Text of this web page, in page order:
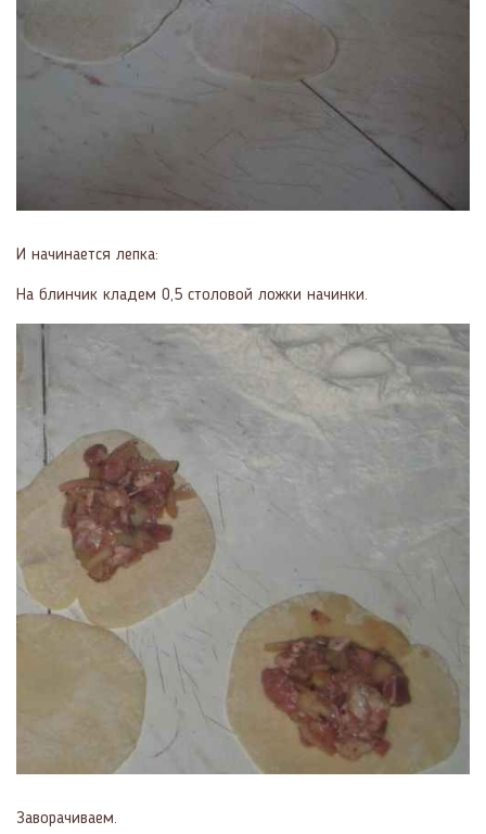
И начинается лепка:
На блинчик кладем 0,5 столовой ложки начинки.
Заворачиваем.